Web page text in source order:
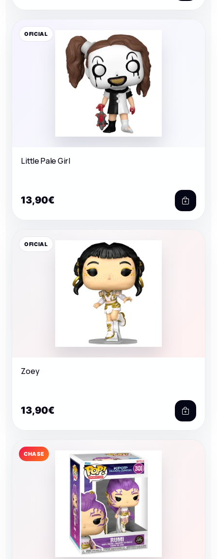
OFICIAL
Little Pale Girl
13,90€
OFICIAL
Zoey
13,90€
CHASE